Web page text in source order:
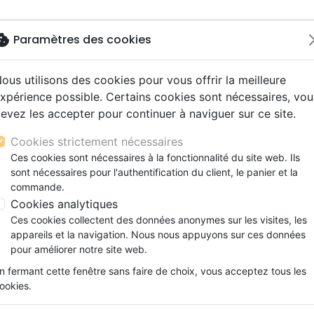
Nouveautés Bibles
gros caractères
d'étude
de mariage
Nouveaux Testaments
Evangiles et extraits
Bibles langues étrangères
Livres
Audio
Couple, famille, individu
Enfants
Formation
Jeunesse
adultes
CD Jeunesse
CD Isräel
Noël, Musique de fête
CD Enfants
spectacles
conférences
Films, fiction
Histoires vraies,
Commerce équitable
Accessoires de Bible
produits de l'éditeur
Autre
:
favorite_border
Paramètres des cookies
utilisons des cookies pour vous offrir la meilleure
possible. Certains cookies sont nécessaires,
les accepter pour continuer à naviguer sur ce site.
Cookies strictement nécessaires
Ces cookies sont nécessaires à la fonctionnalité du site web. Ils
sont nécessaires pour l'authentification du client, le panier et la
commande.
Cookies analytiques
Ces cookies collectent des données anonymes sur les visites, les
appareils et la navigation. Nous nous appuyons sur ces données
pour améliorer notre site web.
fermant cette fenêtre sans faire de choix, vous acceptez tous les